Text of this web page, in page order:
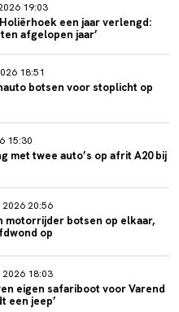
19:03
een jaar verlengd:
afgelopen jaar’
18:51
botsen voor stoplicht op
15:30
met twee auto’s op afrit A20 bij
20:56
motorrijder botsen op elkaar,
op
18:03
eigen safariboot voor Varend
een jeep’